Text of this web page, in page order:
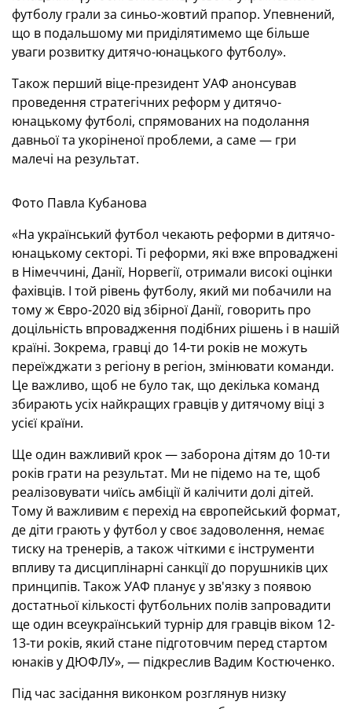
футболу грали за синьо-жовтий прапор. Упевнений,
що в подальшому ми приділятимемо ще більше
уваги розвитку дитячо-юнацького футболу».
Також перший віце-президент УАФ анонсував
проведення стратегічних реформ у дитячо-
юнацькому футболі, спрямованих на подолання
давньої та укоріненої проблеми, а саме — гри
малечі на результат.
Фото Павла Кубанова
«На український футбол чекають реформи в дитячо-
юнацькому секторі. Ті реформи, які вже впроваджені
в Німеччині, Данії, Норвегії, отримали високі оцінки
фахівців. І той рівень футболу, який ми побачили на
тому ж Євро-2020 від збірної Данії, говорить про
доцільність впровадження подібних рішень і в нашій
країні. Зокрема, гравці до 14-ти років не можуть
переїжджати з регіону в регіон, змінювати команди.
Це важливо, щоб не було так, що декілька команд
збирають усіх найкращих гравців у дитячому віці з
усієї країни.
Ще один важливий крок — заборона дітям до 10-ти
років грати на результат. Ми не підемо на те, щоб
реалізовувати чиїсь амбіції й калічити долі дітей.
Тому й важливим є перехід на європейський формат,
де діти грають у футбол у своє задоволення, немає
тиску на тренерів, а також чіткими є інструменти
впливу та дисциплінарні санкції до порушників цих
принципів. Також УАФ планує у зв'язку з появою
достатньої кількості футбольних полів запровадити
ще один всеукраїнський турнір для гравців віком 12-
13-ти років, який стане підготовчим перед стартом
юнаків у ДЮФЛУ», — підкреслив Вадим Костюченко.
Під час засідання виконком розглянув низку